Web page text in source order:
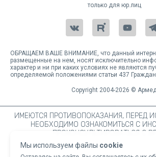
Мы используем файлы cookie
только для юр.лиц
ОБРАЩАЕМ ВАШЕ ВНИМАНИЕ, что данный
размещенные на нем, носят исключительно
характер и ни при каких условиях не являются
определяемой положениями статьи 437
Copyright 2004-2026 ©
ИМЕЮТСЯ ПРОТИВОПОКАЗАНИЯ, ПЕРЕД
НЕОБХОДИМО ОЗНАКОМИТЬСЯ С
ПРОКОНСУЛЬТИРОВАТЬСЯ С